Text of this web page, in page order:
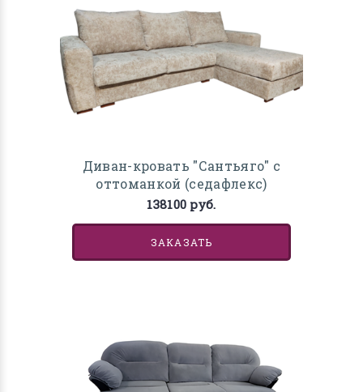
Диван-кровать "Сантьяго" с
оттоманкой (седафлекс)
138100 руб.
ЗАКАЗАТЬ